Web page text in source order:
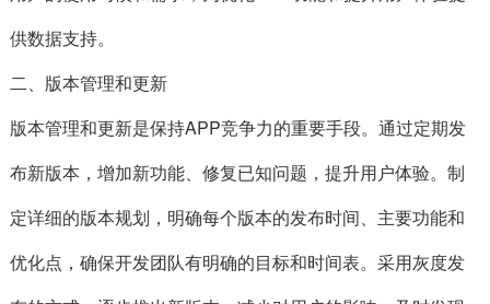
供数据支持。
二、版本管理和更新
版本管理和更新是保持APP竞争力的重要手段。通过定期发
布新版本，增加新功能、修复已知问题，提升用户体验。制
定详细的版本规划，明确每个版本的发布时间、主要功能和
优化点，确保开发团队有明确的目标和时间表。采用灰度发